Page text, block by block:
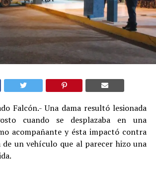
Falcón.- Una dama resultó lesionada
cuando se desplazaba en una
acompañante y ésta impactó contra
un vehículo que al parecer hizo una